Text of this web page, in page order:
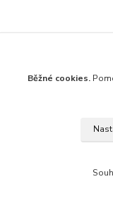
Prodej knih s možností
všechny antikvární knihy
vrátíte-li libovolnou
Běžné cookies.